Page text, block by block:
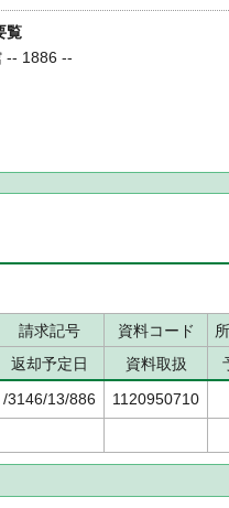
覧
-- 1886 --
請求記号 資料コード
返却予定日 資料取扱
/3146/13/886
1120950710